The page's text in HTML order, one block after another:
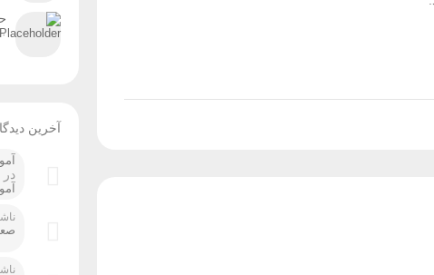
آخرین
در